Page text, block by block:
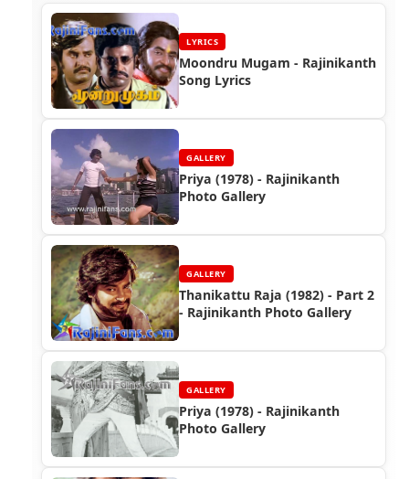
LYRICS
Moondru Mugam - Rajinikanth
Song Lyrics
GALLERY
Priya (1978) - Rajinikanth
Photo Gallery
GALLERY
Thanikattu Raja (1982) - Part 2
- Rajinikanth Photo Gallery
GALLERY
Priya (1978) - Rajinikanth
Photo Gallery